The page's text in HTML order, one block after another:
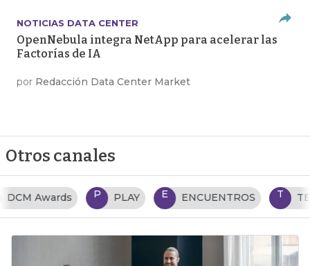
NOTICIAS DATA CENTER
OpenNebula integra NetApp para acelerar las
Factorías de IA
por Redacción Data Center Market
Otros canales
P PLAY E ENCUENTROS T TENDENCIAS TI